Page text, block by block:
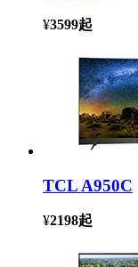
¥3599起
TCL A950C
¥2198起